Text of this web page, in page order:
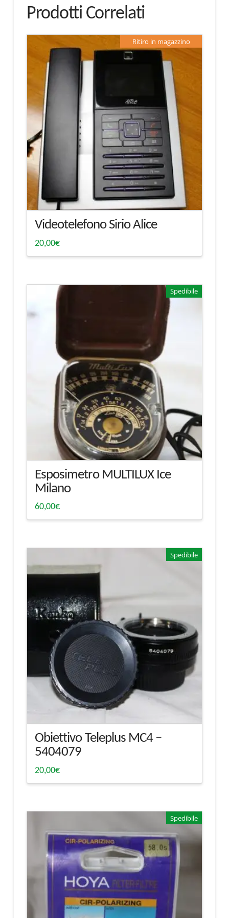
Prodotti Correlati
Ritiro in magazzino
Videotelefono Sirio Alice
20,00€
Spedibile
Esposimetro MULTILUX Ice
Milano
60,00€
Spedibile
Obiettivo Teleplus MC4 –
5404079
20,00€
Spedibile